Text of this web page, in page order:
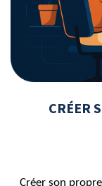
CRÉER
Créer son